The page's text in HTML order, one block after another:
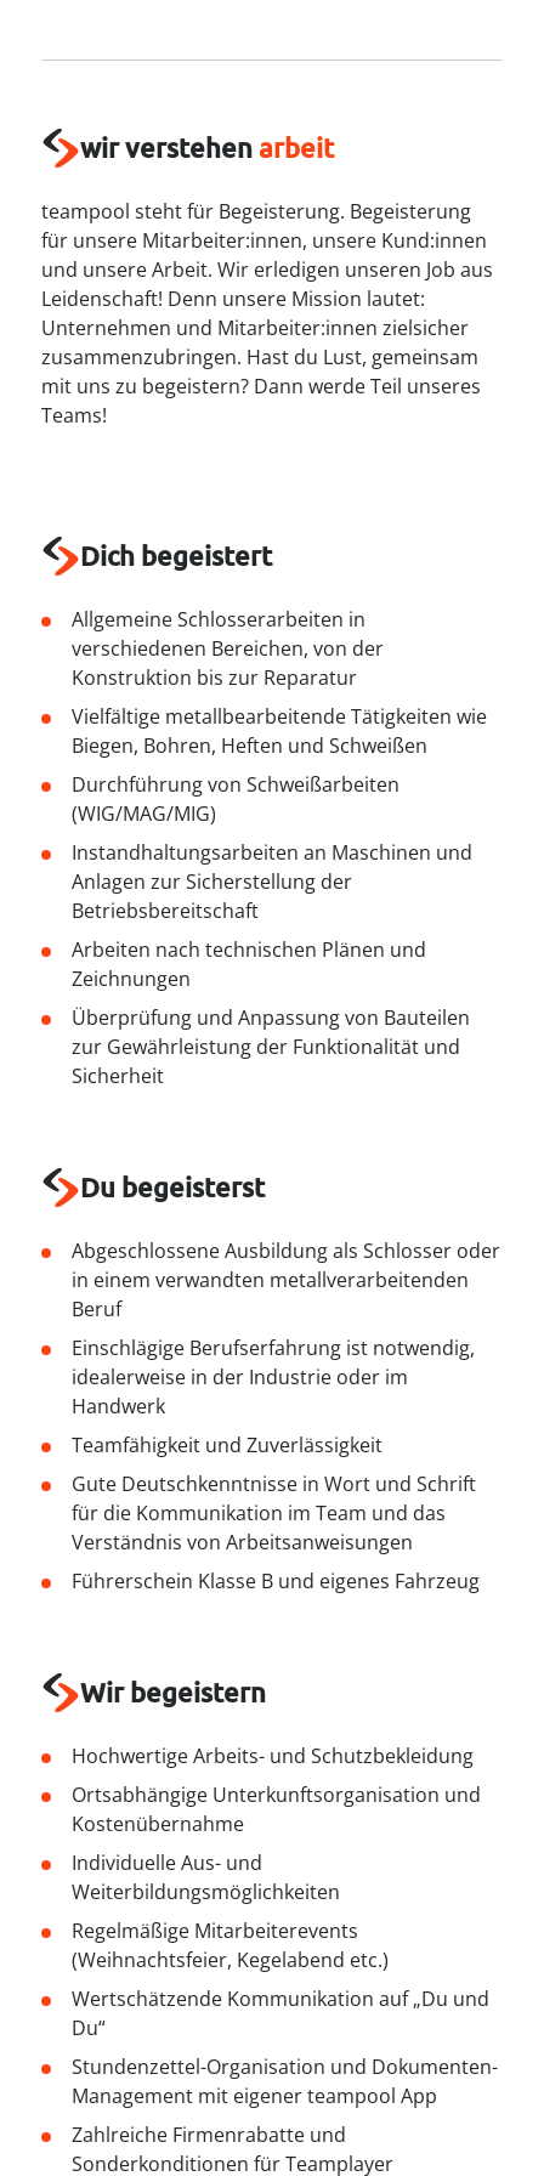
----
----
----
----
--
wir verstehen arbeit
teampool steht für Begeisterung. Begeisterung
für unsere Mitarbeiter:innen, unsere Kund:innen
und unsere Arbeit. Wir erledigen unseren Job aus
Leidenschaft! Denn unsere Mission lautet:
Unternehmen und Mitarbeiter:innen zielsicher
zusammenzubringen. Hast du Lust, gemeinsam
mit uns zu begeistern? Dann werde Teil unseres
Teams!
Dich begeistert
Allgemeine Schlosserarbeiten in
verschiedenen Bereichen, von der
Konstruktion bis zur Reparatur
Vielfältige metallbearbeitende Tätigkeiten wie
Biegen, Bohren, Heften und Schweißen
Durchführung von Schweißarbeiten
(WIG/MAG/MIG)
Instandhaltungsarbeiten an Maschinen und
Anlagen zur Sicherstellung der
Betriebsbereitschaft
Arbeiten nach technischen Plänen und
Zeichnungen
Überprüfung und Anpassung von Bauteilen
zur Gewährleistung der Funktionalität und
Sicherheit
Du begeisterst
Abgeschlossene Ausbildung als Schlosser oder
in einem verwandten metallverarbeitenden
Beruf
Einschlägige Berufserfahrung ist notwendig,
idealerweise in der Industrie oder im
Handwerk
Teamfähigkeit und Zuverlässigkeit
Gute Deutschkenntnisse in Wort und Schrift
für die Kommunikation im Team und das
Verständnis von Arbeitsanweisungen
Führerschein Klasse B und eigenes Fahrzeug
Wir begeistern
Hochwertige Arbeits- und Schutzbekleidung
Ortsabhängige Unterkunftsorganisation und
Kostenübernahme
Individuelle Aus- und
Weiterbildungsmöglichkeiten
Regelmäßige Mitarbeiterevents
(Weihnachtsfeier, Kegelabend etc.)
Wertschätzende Kommunikation auf „Du und
Du“
Stundenzettel-Organisation und Dokumenten-
Management mit eigener teampool App
Zahlreiche Firmenrabatte und
Sonderkonditionen für Teamplayer